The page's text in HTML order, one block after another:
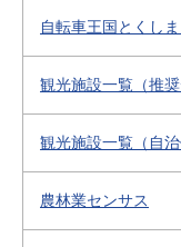
自転車王国とくし
観光施設一覧（推奨
観光施設一覧（自
農林業センサス